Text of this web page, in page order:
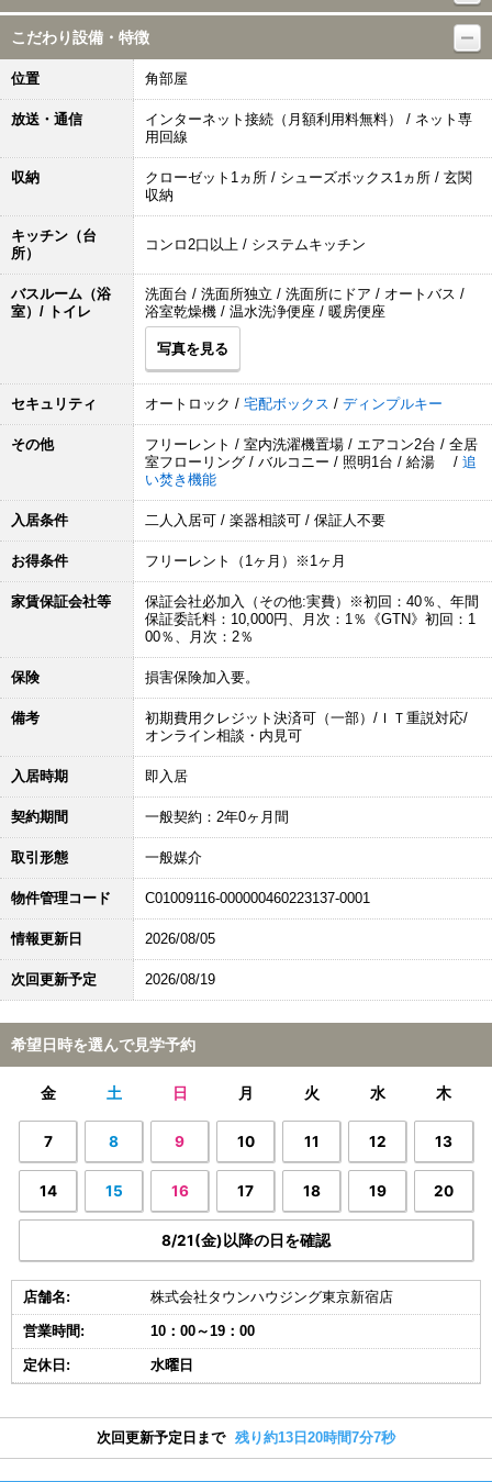
こだわり設備・特徴
位置 角部屋
放送・通信
インターネット接続（月額利用料無料） / ネット専
用回線
収納
クローゼット1ヵ所 / シューズボックス1ヵ所 / 玄関
収納
キッチン（台
所）
コンロ2口以上 / システムキッチン
バスルーム（浴
室）/ トイレ
洗面台 / 洗面所独立 / 洗面所にドア / オートバス /
浴室乾燥機 / 温水洗浄便座 / 暖房便座
写真を見る
セキュリティ オートロック / 宅配ボックス / ディンプルキー
その他
フリーレント / 室内洗濯機置場 / エアコン2台 / 全居
室フローリング / バルコニー / 照明1台 / 給湯 / 追
い焚き機能
入居条件 二人入居可 / 楽器相談可 / 保証人不要
お得条件 フリーレント（1ヶ月）※1ヶ月
家賃保証会社等
保証会社必加入（その他:実費）※初回：40％、年間
保証委託料：10,000円、月次：1％《GTN》初回：1
00％、月次：2％
保険 損害保険加入要。
備考
初期費用クレジット決済可（一部）/ＩＴ重説対応/
オンライン相談・内見可
入居時期 即入居
契約期間 一般契約：2年0ヶ月間
取引形態 一般媒介
物件管理コード C01009116-000000460223137-0001
情報更新日 2026/08/05
次回更新予定 2026/08/19
希望日時を選んで見学予約
金 土 日 月 火 水 木
7 8 9 10 11 12 13
14 15 16 17 18 19 20
8/21(金)以降の日を確認
店舗名: 株式会社タウンハウジング東京新宿店
営業時間: 10：00～19：00
定休日: 水曜日
次回更新予定日まで 残り約13日20時間7分6秒